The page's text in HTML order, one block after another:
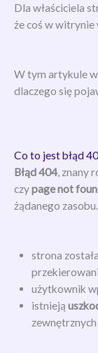
Dla właściciela
że coś w
W tym artykule
dlaczego się
Co to jest błąd
Błąd 404, znany
czypage not
żądanego
strona
użytkownik
istnieją
zewnętrznych